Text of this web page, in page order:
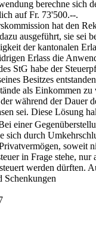
berechne sich
auf Fr. 73'500.--.
hat den
ausgeführt, sie sei
der kantonalen
Erlass die
StG habe der
Besitzes
als Einkommen zu
während der Dauer
sei. Diese Lösung
einer
sich durch
soweit
in Frage stehe, nur
werden dürften.
Schenkungen